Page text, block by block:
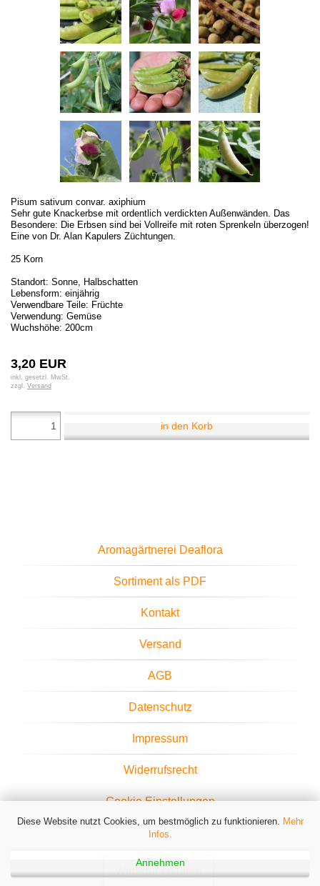
Diese Website nutzt Cookies, um bestmöglich zu funktionieren. Mehr
Infos.
Annehmen
Pisum sativum convar. axiphium
Sehr gute Knackerbse mit ordentlich verdickten Außenwänden. Das
Besondere: Die Erbsen sind bei Vollreife mit roten Sprenkeln überzogen!
Eine von Dr. Alan Kapulers Züchtungen.
25 Korn
Standort: Sonne, Halbschatten
Lebensform: einjährig
Verwendbare Teile: Früchte
Verwendung: Gemüse
Wuchshöhe: 200cm
3,20 EUR
inkl. gesetzl. MwSt.
zzgl. Versand
in den Korb
Aromagärtnerei Deaflora
Sortiment als PDF
Kontakt
Versand
AGB
Datenschutz
Impressum
Widerrufsrecht
Cookie Einstellungen
Widerruf erklären